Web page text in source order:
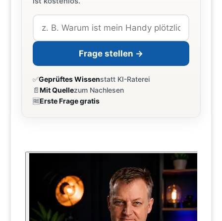
Frage stellen →
✅Geprüftes Wissenstatt KI-Raterei
📄Mit Quellezum Nachlesen
🆓Erste Frage gratis